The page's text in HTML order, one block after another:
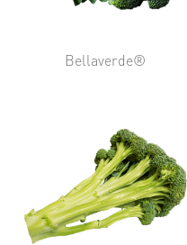
Bellaverde®